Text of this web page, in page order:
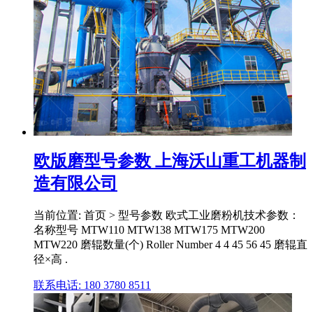
欧版磨型号参数 上海沃山重工机器制
造有限公司
当前位置: 首页 > 型号参数 欧式工业磨粉机技术参数：
名称型号 MTW110 MTW138 MTW175 MTW200
MTW220 磨辊数量(个) Roller Number 4 4 45 56 45 磨辊直
径×高 .
联系电话: 180 3780 8511